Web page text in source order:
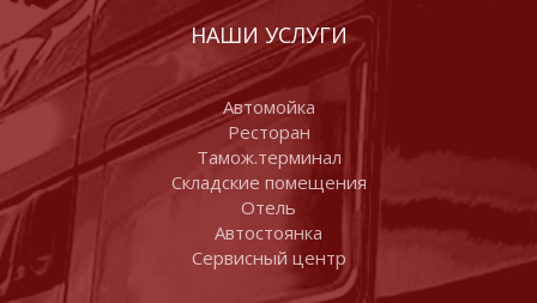
НАШИ УСЛУГИ
Автомойка
Ресторан
Тамож.терминал
Складские помещения
Отель
Автостоянка
Сервисный центр